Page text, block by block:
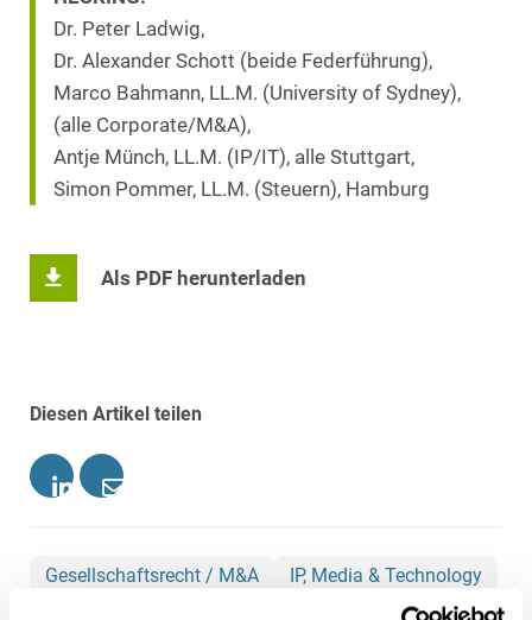
Dr. Peter Ladwig,
Dr. Alexander Schott (beide Federführung),
Marco Bahmann, LL.M. (University of Sydney),
(alle Corporate/M&A),
Antje Münch, LL.M. (IP/IT), alle Stuttgart,
Simon Pommer, LL.M. (Steuern), Hamburg
Als PDF herunterladen
Diesen Artikel teilen
Gesellschaftsrecht / M&A
IP, Media & Technology